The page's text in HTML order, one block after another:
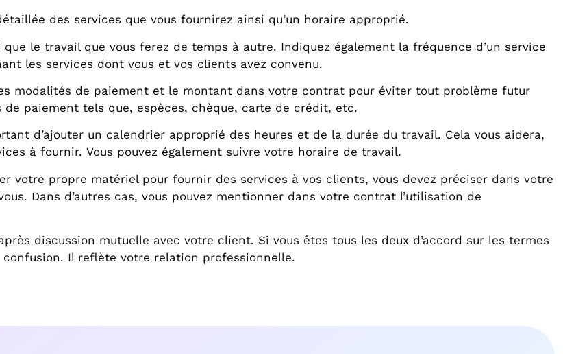
des services que vous fournirez ainsi qu’un horaire approprié.
le travail que vous ferez de temps à autre. Indiquez également la fréquence d’un service
les services dont vous et vos clients avez convenu.
modalités de paiement et le montant dans votre contrat pour éviter tout problème futur
paiement tels que, espèces, chèque, carte de crédit, etc.
d’ajouter un calendrier approprié des heures et de la durée du travail. Cela vous aidera,
à fournir. Vous pouvez également suivre votre horaire de travail.
votre propre matériel pour fournir des services à vos clients, vous devez préciser dans votre
Dans d’autres cas, vous pouvez mentionner dans votre contrat l’utilisation de
discussion mutuelle avec votre client. Si vous êtes tous les deux d’accord sur les termes
Il reflète votre relation professionnelle.